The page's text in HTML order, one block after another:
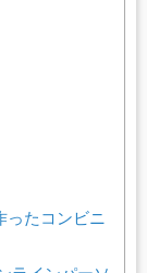
ったコンビニ